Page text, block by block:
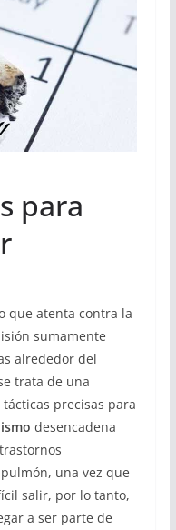
para
que atenta contra la
sumamente
alrededor del
trata de una
precisas para
desencadena
una vez que
salir, por lo tanto,
a ser parte de